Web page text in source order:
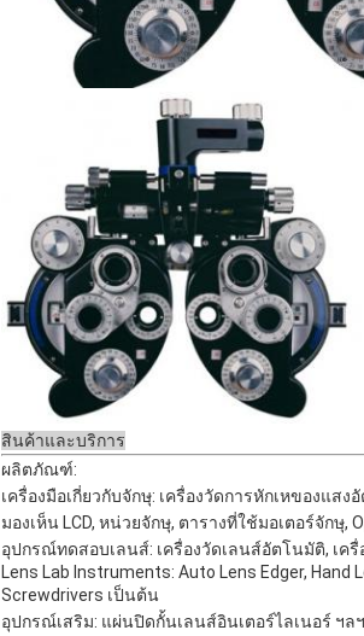
สินค้าและบริการ
ผลิตภัณฑ์:
เครื่องมือเกี่ยวกับจักษุ: เครื่องวัดการหักเหของแส
มองเห็น LCD, หน่วยจักษุ, ตารางที่ใช้มอเตอร์จักษุ,
อุปกรณ์ทดสอบเลนส์: เครื่องวัดเลนส์อัตโนมัติ, เค
Lens Lab Instruments: Auto Lens Edger, Hand
Screwdrivers เป็นต้น
อุปกรณ์เสริม: แผ่นปิดกั้นเลนส์อินเตอร์ไลเนอร์ ฯลฯ